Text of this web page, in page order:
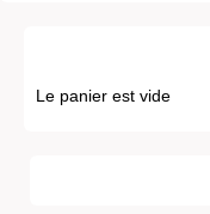
Le panier est vide